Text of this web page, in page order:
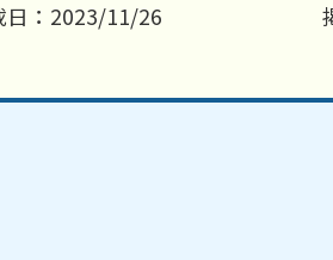
日：2023/11/26